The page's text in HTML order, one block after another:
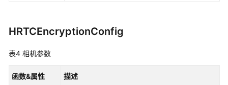
统
限
HRTCEncryptionConfig
表4 相机参数
函数&属性 描述